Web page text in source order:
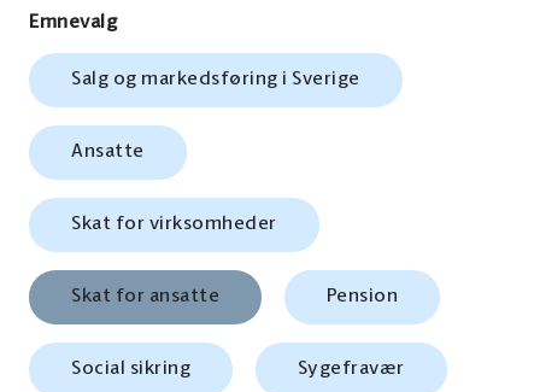
Emnevalg
Salg og markedsføring i Sverige
Ansatte
Skat for virksomheder
Skat for ansatte Pension
Social sikring Sygefravær